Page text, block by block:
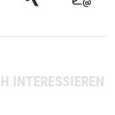
INTERESSIEREN